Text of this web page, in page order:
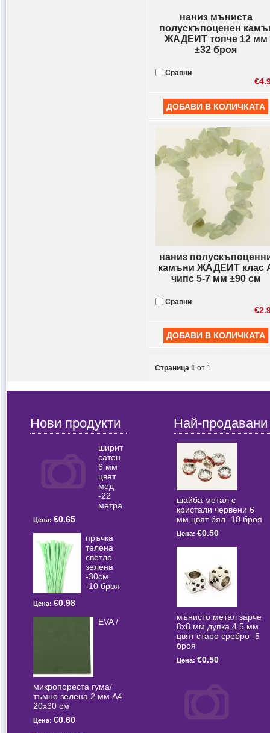
наниз мъниста
полускъпоценен
ЖАДЕИТ топче 12 мм
±32 броя
Сравни
наниз
камъни ЖАДЕИТ клас
чипс 5-7 мм ±90 см
Сравни
Страница 1 от 1
Нови продукти
ширит
сатен
6 мм
цвят
мед
-22
метра
Цена: €0.65
пръчка
телена
светлo
зелена
-30см.
-10 броя
Цена: €0.98
EVA /
микропореста гума/
тъмно зелена 2 мм А4
20x30 см
Цена: €0.60
Най-продавани
шайба метал с
кристали червени 6
мм цвят бял -10 броя
Цена: €0.50
мънисто метал зарче
8x8 мм дупка 4.5 мм
цвят старо сребро -5
броя
Цена: €0.50